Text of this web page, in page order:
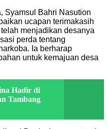
Syamsul Bahri Nasution
ucapan terimakasih
menjadikan desanya
perda tentang
Ia berharap
untuk kemajuan desa
Hadir di
Tambang